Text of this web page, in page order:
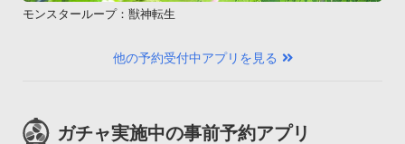
モンスターループ：獣神転生
他の予約受付中アプリを見る
ガチャ実施中の事前予約アプリ